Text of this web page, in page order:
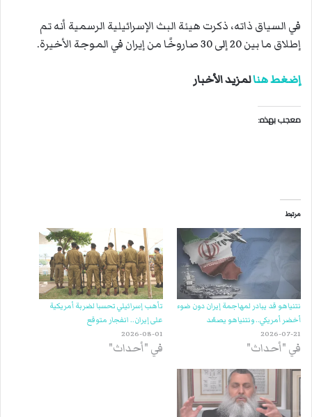
في السياق ذاته، ذكرت هيئة البث الإسرائيلية الرسمية أنه تم
إطلاق ما بين 20 إلى 30 صاروخًا من إيران في الموجة الأخيرة.
إضغط هنالمزيد الأخبار
معجب بهذه:
مرتبط
نتنياهو قد يبادر لمهاجمة إيران دون ضوء
أخضر أمريكي.. ونتنياهو يصعّد
2026-07-21
في "أحداث"
تأهب إسرائيلي تحسبا لضربة أمريكية
على إيران.. انفجار متوقع
2026-08-01
في "أحداث"